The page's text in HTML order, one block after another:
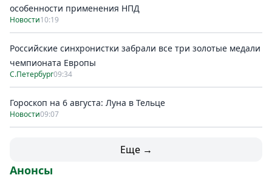
особенности применения НПД
Новости10:19
Российские синхронистки забрали все три золотые медали
чемпионата Европы
С.Петербург09:34
Гороскоп на 6 августа: Луна в Тельце
Новости09:07
Еще →
Анонсы